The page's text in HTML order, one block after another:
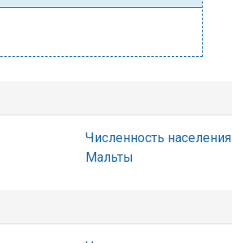
Численность населения
Мальты